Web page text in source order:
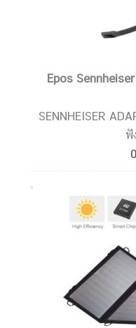
Epos
SENNHEISER
ฟั